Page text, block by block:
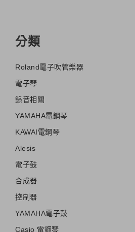
分類
Roland電子吹管樂器
電子琴
錄音相關
YAMAHA電鋼琴
KAWAI電鋼琴
Alesis
電子鼓
合成器
控制器
YAMAHA電子鼓
Casio 電鋼琴